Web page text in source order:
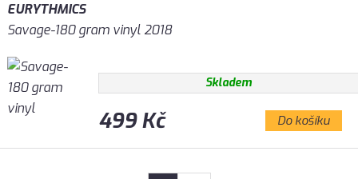
EURYTHMICS
Savage-180 gram vinyl 2018
Skladem
499 Kč Do košíku